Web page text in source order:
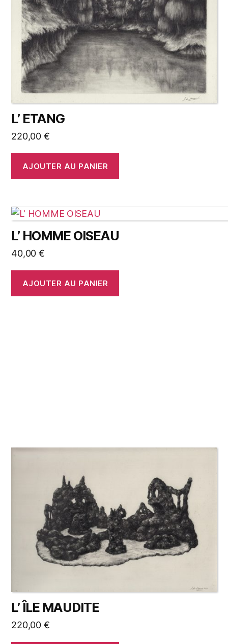
L’ ETANG
220,00 €
AJOUTER AU PANIER
L’ HOMME OISEAU
40,00 €
AJOUTER AU PANIER
L’ ÎLE MAUDITE
220,00 €